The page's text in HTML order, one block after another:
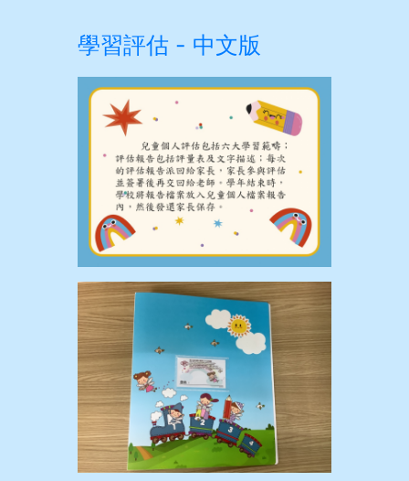
學習評估 - 中文版